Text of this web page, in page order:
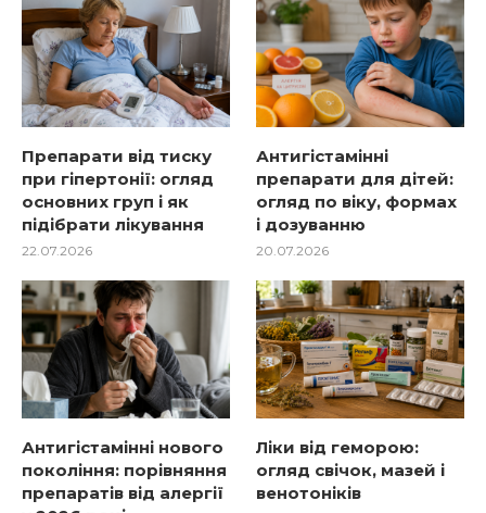
Препарати від тиску
при гіпертонії: огляд
основних груп і як
підібрати лікування
22.07.2026
Антигістамінні
препарати для дітей:
огляд по віку, формах
і дозуванню
20.07.2026
Антигістамінні нового
покоління: порівняння
препаратів від алергії
Ліки від геморою:
огляд свічок, мазей і
венотоніків